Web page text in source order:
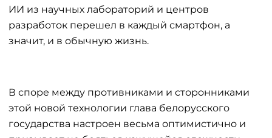
ИИ из научных лабораторий и центров
разработок перешел в каждый смартфон, а
значит, и в обычную жизнь.
В споре между противниками и сторонниками
этой новой технологии глава белорусского
государства настроен весьма оптимистично и